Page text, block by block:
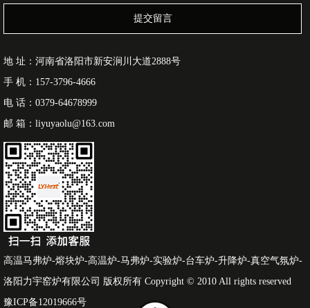
提交留言
地 址：河南省洛阳市新安涧川大道2888号
手 机：157-3796-4666
电 话：0379-64678999
邮 箱：liyuyaolu@163.com
高温马弗炉-熔块炉-高温炉-马弗炉-实验炉-台车炉-升降炉-真空气氛炉-
洛阳力宇窑炉有限公司 版权所有 Copyright © 2010 All rights reserved
豫ICP备12019666号